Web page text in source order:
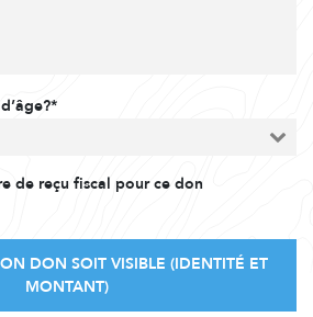
de reçu fiscal pour ce don
DON SOIT VISIBLE (IDENTITÉ ET
MONTANT)